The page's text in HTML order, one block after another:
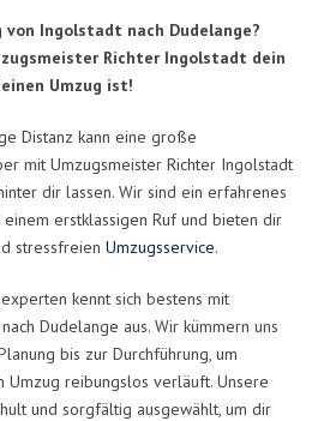
von Ingolstadt nach Dudelange?
Richter Ingolstadt dein
Umzug ist!
Distanz kann eine große
mit Umzugsmeister Richter Ingolstadt
dir lassen. Wir sind ein erfahrenes
erstklassigen Ruf und bieten dir
stressfreien Umzugsservice.
kennt sich bestens mit
Dudelange aus. Wir kümmern uns
bis zur Durchführung, um
Umzug reibungslos verläuft. Unsere
und sorgfältig ausgewählt, um dir